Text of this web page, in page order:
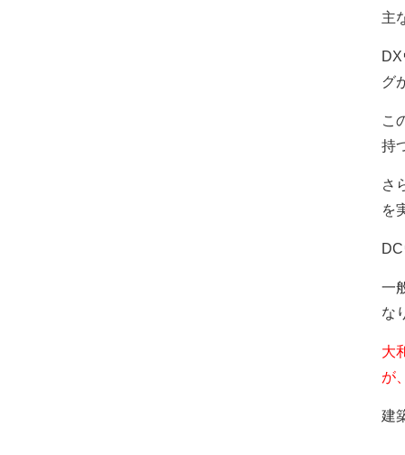
主
グ
こ
持
さ
を
一
な
大
が
建